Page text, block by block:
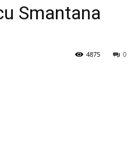
Smantana
0
4875